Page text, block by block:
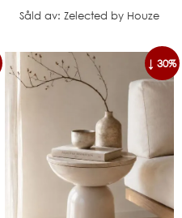
Såld av: Zelected by Houze
↓ 30%